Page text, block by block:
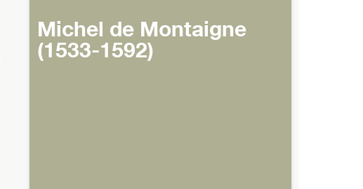
Michel de Montaigne
(1533-1592)